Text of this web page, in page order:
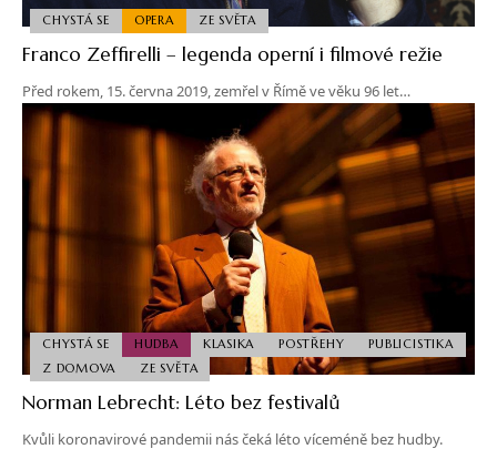
CHYSTÁ SE OPERA ZE SVĚTA
Franco Zeffirelli – legenda operní i filmové režie
Před rokem, 15. června 2019, zemřel v Římě ve věku 96 let…
CHYSTÁ SE HUDBA KLASIKA POSTŘEHY
PUBLICISTIKA
Z DOMOVA
ZE SVĚTA
Norman Lebrecht: Léto bez festivalů
Kvůli koronavirové pandemii nás čeká léto víceméně bez hudby.